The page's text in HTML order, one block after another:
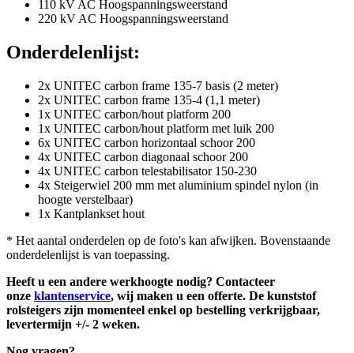
110 kV AC Hoogspanningsweerstand
220 kV AC Hoogspanningsweerstand
Onderdelenlijst:
2x UNITEC carbon frame 135-7 basis (2 meter)
2x UNITEC carbon frame 135-4 (1,1 meter)
1x UNITEC carbon/hout platform 200
1x UNITEC carbon/hout platform met luik 200
6x UNITEC carbon horizontaal schoor 200
4x UNITEC carbon diagonaal schoor 200
4x UNITEC carbon telestabilisator 150-230
4x Steigerwiel 200 mm met aluminium spindel nylon (in
hoogte verstelbaar)
1x Kantplankset hout
* Het aantal onderdelen op de foto's kan afwijken. Bovenstaande
onderdelenlijst is van toepassing.
Heeft u een andere werkhoogte nodig? Contacteer
onze klantenservice, wij maken u een offerte. De kunststof
rolsteigers zijn momenteel enkel op bestelling verkrijgbaar,
levertermijn +/- 2 weken.